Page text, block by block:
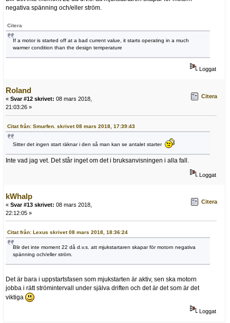
negativa spänning och/eller ström.
Citera
If a motor is started off at a bad current value, it starts operating in a much
warmer condition than the design temperature
Loggat
Roland
« Svar #12 skrivet: 08 mars 2018,
21:03:26 »
Citera
Citat från: Smurfen. skrivet 08 mars 2018, 17:39:43
Sitter det ingen start räknar i den så man kan se antalet starter
Inte vad jag vet. Det står inget om det i bruksanvisningen i alla fall.
Loggat
kWhalp
« Svar #13 skrivet: 08 mars 2018,
22:12:05 »
Citera
Citat från: Lexus skrivet 08 mars 2018, 18:36:24
Blir det inte moment 22 då d.v.s. att mjukstartaren skapar för motorn negativa
spänning och/eller ström.
Det är bara i uppstartsfasen som mjukstarten är aktiv, sen ska motorn
jobba i rätt strömintervall under själva driften och det är det som är det
viktiga
Loggat